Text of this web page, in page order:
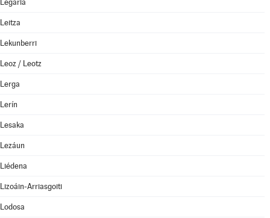
Legaria
Leitza
Lekunberri
Leoz / Leotz
Lerga
Lerín
Lesaka
Lezáun
Liédena
Lizoáin-Arriasgoiti
Lodosa